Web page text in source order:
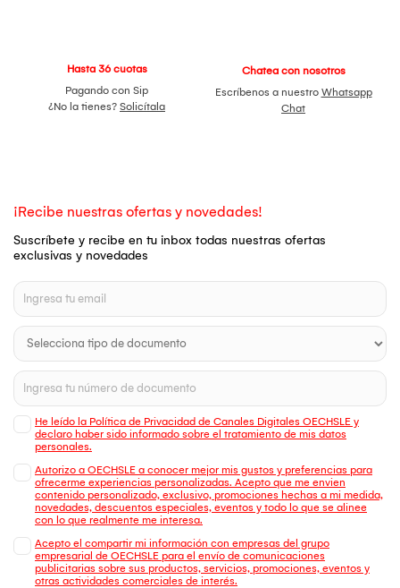
Hasta 36 cuotas
Pagando con Sip
¿No la tienes? Solicítala
Chatea con nosotros
Escríbenos a nuestro Whatsapp
Chat
¡Recibe nuestras ofertas y novedades!
Suscríbete y recibe en tu inbox todas nuestras ofertas
exclusivas y novedades
He leído la Política de Privacidad de Canales Digitales OECHSLE y
declaro haber sido informado sobre el tratamiento de mis datos
personales.
Autorizo a OECHSLE a conocer mejor mis gustos y preferencias para
ofrecerme experiencias personalizadas. Acepto que me envien
contenido personalizado, exclusivo, promociones hechas a mi medida,
novedades, descuentos especiales, eventos y todo lo que se alinee
con lo que realmente me interesa.
Acepto el compartir mi información con empresas del grupo
empresarial de OECHSLE para el envío de comunicaciones
publicitarias sobre sus productos, servicios, promociones, eventos y
otras actividades comerciales de interés.